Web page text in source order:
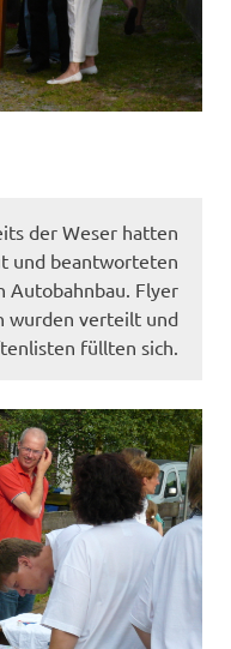
der Weser hatten
und beantworteten
Autobahnbau. Flyer
wurden verteilt und
füllten sich.